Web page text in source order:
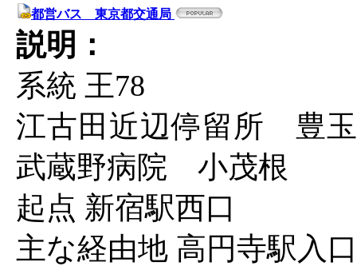
都営バス 東京都交通局
説明：
系統 王78
江古田近辺停留所
武蔵野病院 小茂根
起点 新宿駅西口
主な経由地 高円寺駅入